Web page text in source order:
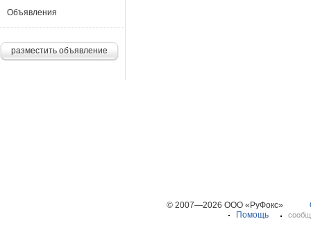
Объявления
разместить объявление
© 2007—2026 ООО «РуФокс»
Помощь